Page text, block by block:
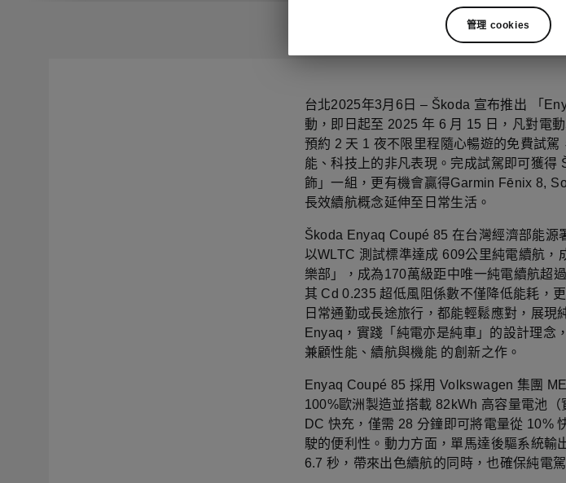
台北2025年3月6日 – Škoda 宣布推出 「
動，即日起至 2025 年 6 月 15 日，凡對電
預約 2 天 1 夜不限里程隨心暢遊的免費試
能、科技上的非凡表現。完成試駕即可獲得
飾」一組，更有機會贏得Garmin Fēnix 8,
長效續航概念延伸至日常生活。
Škoda Enyaq Coupé 85 在台灣經濟部能源
以WLTC 測試標準達成 609公里純電續航
樂部」，成為170萬級距中唯一純電續航超
其 Cd 0.235 超低風阻係數不僅降低能耗，
日常通勤或長途旅行，都能輕鬆應對，展
Enyaq，實踐「純電亦是純車」的設計理念
兼顧性能、續航與機能 的創新之作。
Enyaq Coupé 85 採用 Volkswagen 集團
100%歐洲製造並搭載 82kWh 高容量電池
DC 快充，僅需 28 分鐘即可將電量從 10%
駛的便利性。動力方面，單馬達後驅系統輸
6.7 秒，帶來出色續航的同時，也確保純電
管理 cookies